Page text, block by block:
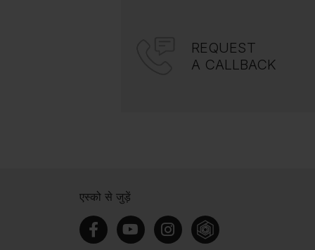
REQUEST
A CALLBACK
एस्को से जुड़ें